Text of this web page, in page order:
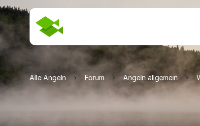
Alle Angeln Forum Angeln allgemein